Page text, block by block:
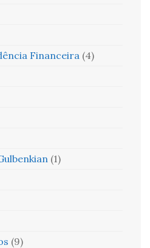
Financeira (4)
(1)
(9)